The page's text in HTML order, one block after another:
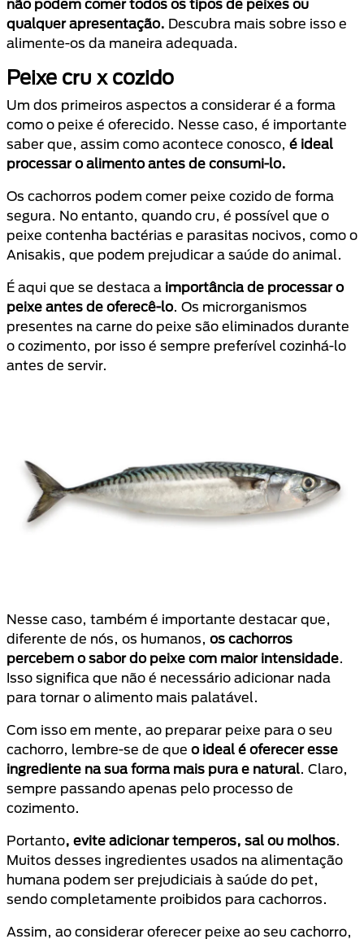
não podem comer todos os tipos de peixes ou
qualquer apresentação. Descubra mais sobre isso e
alimente-os da maneira adequada.
Peixe cru x cozido
Um dos primeiros aspectos a considerar é a forma
como o peixe é oferecido. Nesse caso, é importante
saber que, assim como acontece conosco, é ideal
processar o alimento antes de consumi-lo.
Os cachorros podem comer peixe cozido de forma
segura. No entanto, quando cru, é possível que o
peixe contenha bactérias e parasitas nocivos, como o
Anisakis, que podem prejudicar a saúde do animal.
É aqui que se destaca a importância de processar o
peixe antes de oferecê-lo. Os microrganismos
presentes na carne do peixe são eliminados durante
o cozimento, por isso é sempre preferível cozinhá-lo
antes de servir.
Nesse caso, também é importante destacar que,
diferente de nós, os humanos, os cachorros
percebem o sabor do peixe com maior intensidade.
Isso significa que não é necessário adicionar nada
para tornar o alimento mais palatável.
Com isso em mente, ao preparar peixe para o seu
cachorro, lembre-se de que o ideal é oferecer esse
ingrediente na sua forma mais pura e natural. Claro,
sempre passando apenas pelo processo de
cozimento.
Portanto, evite adicionar temperos, sal ou molhos.
Muitos desses ingredientes usados na alimentação
humana podem ser prejudiciais à saúde do pet,
sendo completamente proibidos para cachorros.
Assim, ao considerar oferecer peixe ao seu cachorro,